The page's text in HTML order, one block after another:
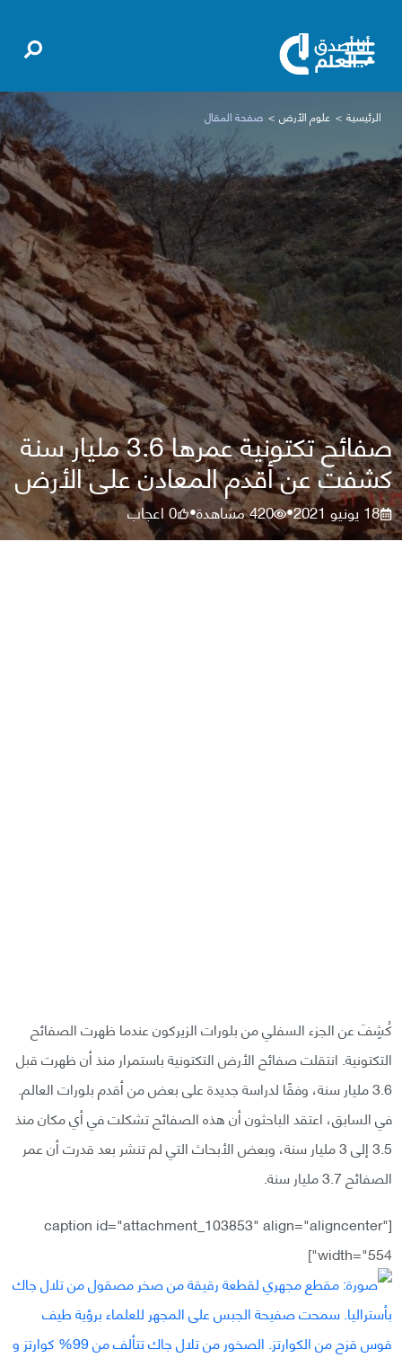
الرئيسية علوم الأرض صفحة المقال
صفائح تكتونية عمرها 3.6 مليار سنة
كشفت عن أقدم المعادن على الأرض
18 يونيو 2021 •
420مشاهدة•
0اعجاب
كُشِفَ عن الجزء السفلي من بلورات الزيركون عندما ظهرت الصفائح
التكتونية. انتقلت صفائح الأرض التكتونية باستمرار منذ أن ظهرت قبل
3.6 مليار سنة، وفقًا لدراسة جديدة على بعض من أقدم بلورات العالم.
في السابق، اعتقد الباحثون أن هذه الصفائح تشكلت في أي مكان منذ
3.5 إلى 3 مليار سنة، وبعض الأبحاث التي لم تنشر بعد قدرت أن عمر
الصفائح 3.7 مليار سنة.
[caption id="attachment_103853" align="aligncenter"
width="554"]